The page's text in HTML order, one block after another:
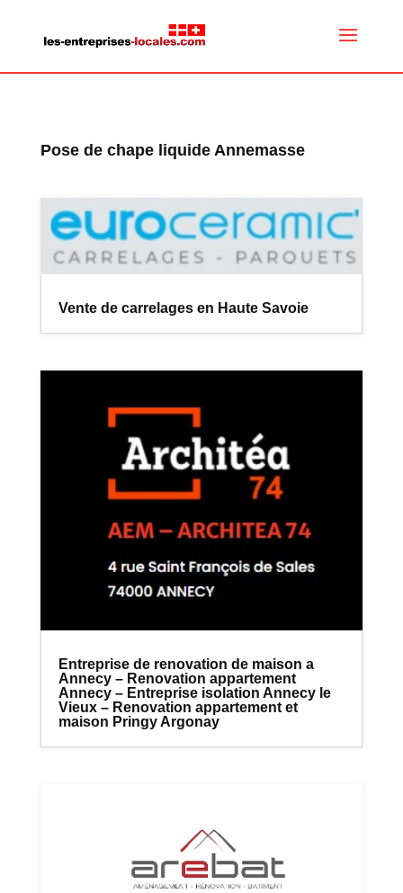
Pose de chape liquide Annemasse
Vente de carrelages en Haute Savoie
Entreprise de renovation de maison a
Annecy – Renovation appartement
Annecy – Entreprise isolation Annecy le
Vieux – Renovation appartement et
maison Pringy Argonay